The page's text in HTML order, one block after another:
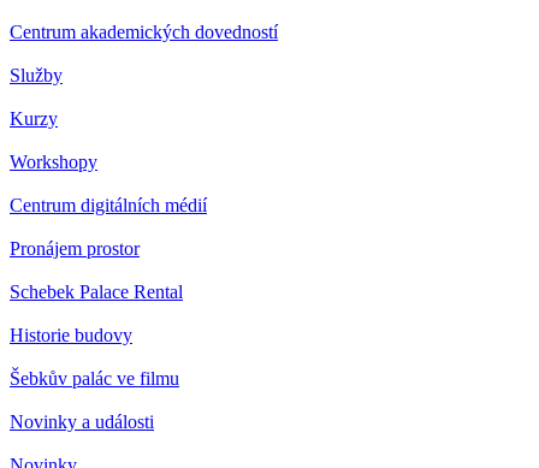
Centrum akademických dovedností
Služby
Kurzy
Workshopy
Centrum digitálních médií
Pronájem prostor
Schebek Palace Rental
Historie budovy
Šebkův palác ve filmu
Novinky a události